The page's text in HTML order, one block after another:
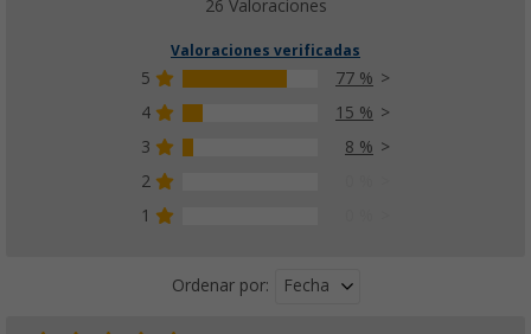
PVP89,
26 Valoraciones
Valoraciones verificadas
5
77 %
4
15 %
3
8 %
2
1
Ordenar por: Fecha